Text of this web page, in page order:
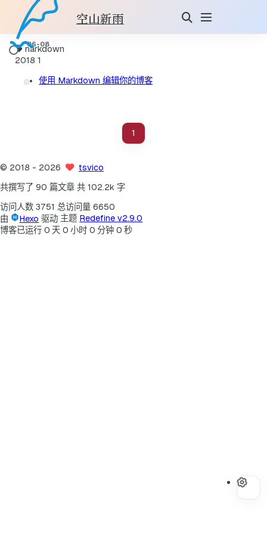
空山新雨
narkdown
2018 1
使用 Markdown 编辑你的博客
1
© 2018 - 2026 tsvico
共撰写了 90 篇文章 共 102.2k 字
访问人数 3751 总访问量 6650
由
Hexo 驱动 主题 Redefine v2.9.0
博客已运行 0 天 0 小时 0 分钟 0 秒